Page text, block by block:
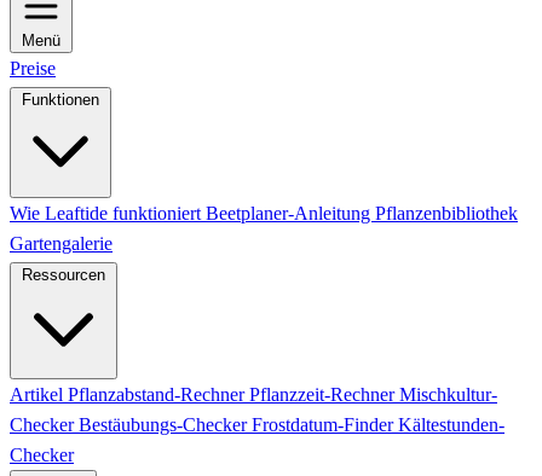
Menü
Preise
Funktionen
Wie Leaftide funktioniert Beetplaner-Anleitung Pflanzenbibliothek
Gartengalerie
Ressourcen
Artikel Pflanzabstand-RechnerPflanzzeit-RechnerMischkultur-
CheckerBestäubungs-CheckerFrostdatum-FinderKältestunden-
Checker